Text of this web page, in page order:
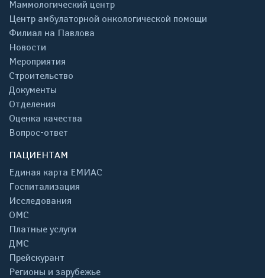
Маммологический центр
Центр амбулаторной онкологической помощи
Филиал на Павлова
Новости
Мероприятия
Строительство
Документы
Отделения
Оценка качества
Вопрос-ответ
ПАЦИЕНТАМ
Единая карта ЕМИАС
Госпитализация
Исследования
ОМС
Платные услуги
ДМС
Прейскурант
Регионы и зарубежье